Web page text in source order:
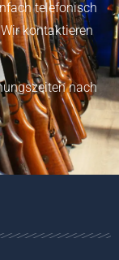
telefonisch
Wir kontaktieren
nach